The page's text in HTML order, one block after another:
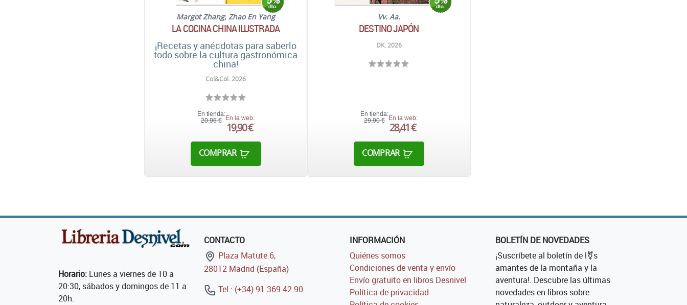
Margot Zhang;Zhao En Yang
LA COCINA CHINA ILUSTRADA
¡Recetas y anécdotas para saberlo
todo sobre la cultura gastronómica
china!
Col&Col. 2026
En tienda:
20,95 € En la web:
19,90 €
COMPRAR
Vv. Aa.
DESTINO JAPÓN
DK. 2026
En tienda:
29,90 € En la web:
28,41 €
COMPRAR
Horario: Lunes a viernes de 10 a
20:30, sábados y domingos de 11 a
20h.
CONTACTO
Plaza Matute 6,
28012 Madrid (España)
Tel.: (+34) 91 369 42 90
INFORMACIÓN
Quiénes somos
Condiciones de venta y envío
Envío gratuito en libros Desnivel
Política de privacidad
BOLETÍN DE NOVEDADES
¡Suscríbete al boletín de l⚧s
amantes de la montaña y la
aventura!. Descubre las últimas
novedades en libros sobre